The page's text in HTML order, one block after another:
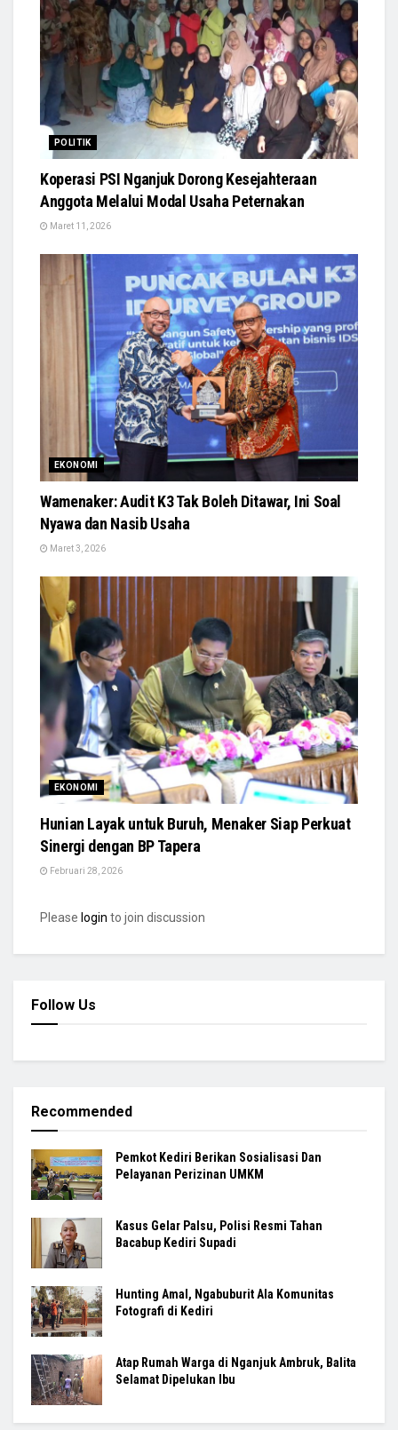
POLITIK
Koperasi PSI Nganjuk Dorong Kesejahteraan
Anggota Melalui Modal Usaha Peternakan
Maret 11, 2026
EKONOMI
Wamenaker: Audit K3 Tak Boleh Ditawar, Ini Soal
Nyawa dan Nasib Usaha
Maret 3, 2026
EKONOMI
Hunian Layak untuk Buruh, Menaker Siap Perkuat
Sinergi dengan BP Tapera
Februari 28, 2026
Please login to join discussion
Follow Us
Recommended
Pemkot Kediri Berikan Sosialisasi Dan
Pelayanan Perizinan UMKM
Kasus Gelar Palsu, Polisi Resmi Tahan
Bacabup Kediri Supadi
Hunting Amal, Ngabuburit Ala Komunitas
Fotografi di Kediri
Atap Rumah Warga di Nganjuk Ambruk, Balita
Selamat Dipelukan Ibu